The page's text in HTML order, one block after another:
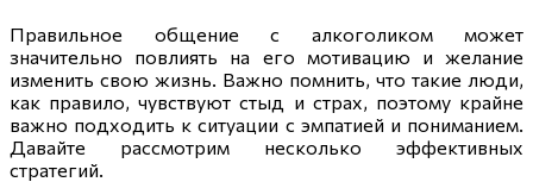
Правильное общение с алкоголиком может
значительно повлиять на его мотивацию и желание
изменить свою жизнь. Важно помнить, что такие люди,
как правило, чувствуют стыд и страх, поэтому крайне
важно подходить к ситуации с эмпатией и пониманием.
Давайте рассмотрим несколько эффективных
стратегий.